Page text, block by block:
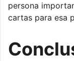
persona
cartas para esa